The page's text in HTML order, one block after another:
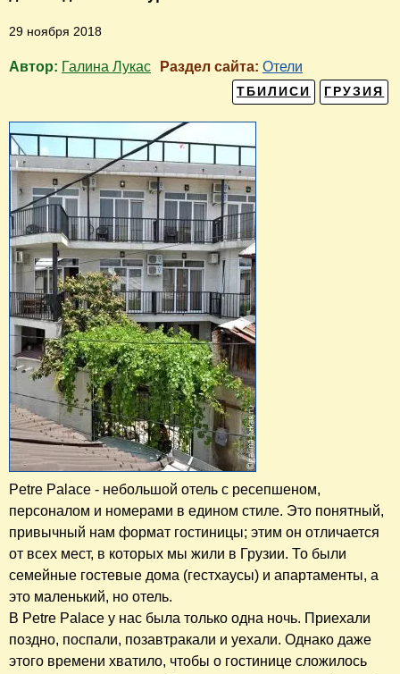
29 ноября 2018
Автор: Галина Лукас Раздел сайта: Отели
ГРУЗИЯ
ТБИЛИСИ
Petre Palace - небольшой отель с ресепшеном,
персоналом и номерами в едином стиле. Это понятный,
привычный нам формат гостиницы; этим он отличается
от всех мест, в которых мы жили в Грузии. То были
семейные гостевые дома (гестхаусы) и апартаменты, а
это маленький, но отель.
В Petre Palace у нас была только одна ночь. Приехали
поздно, поспали, позавтракали и уехали. Однако даже
этого времени хватило, чтобы о гостинице сложилось